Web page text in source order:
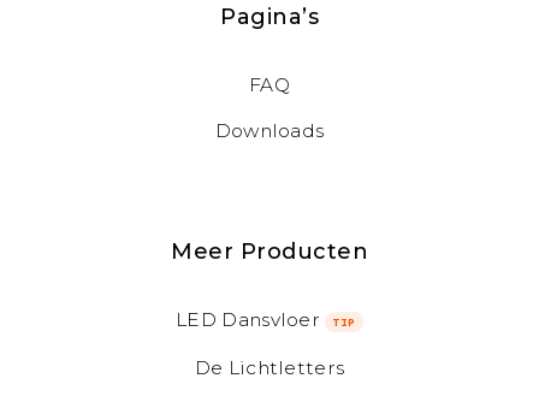
Pagina’s
FAQ
Downloads
Meer Producten
LED Dansvloer TIP
De Lichtletters